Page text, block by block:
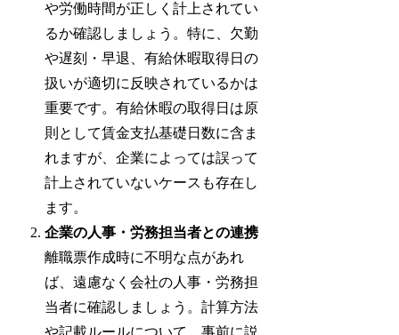
や労働時間が正しく計上されてい
るか確認しましょう。特に、欠勤
や遅刻・早退、有給休暇取得日の
扱いが適切に反映されているかは
重要です。有給休暇の取得日は原
則として賃金支払基礎日数に含ま
れますが、企業によっては誤って
計上されていないケースも存在し
ます。
企業の人事・労務担当者との連携
離職票作成時に不明な点があれ
ば、遠慮なく会社の人事・労務担
当者に確認しましょう。計算方法